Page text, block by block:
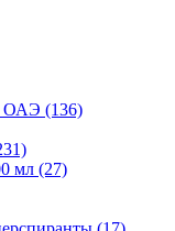
ОАЭ (136)
мл (27)